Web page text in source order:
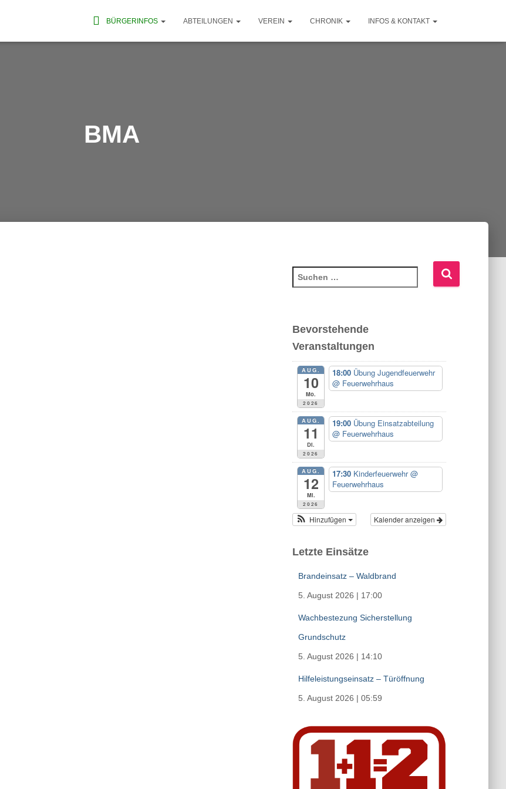
BÜRGERINFOS ABTEILUNGEN VEREIN CHRONIK INFOS & KONTAKT
BMA
u
e
n
a
Bevorstehende
Veranstaltungen
AUG.
10
Mo.
2026
18:00 Übung Jugendfeuerwehr
@ Feuerwehrhaus
AUG.
11
Di.
2026
19:00 Übung Einsatzabteilung
@ Feuerwehrhaus
AUG.
12
Mi.
2026
17:30 Kinderfeuerwehr@
Feuerwehrhaus
Kalender anzeigen
Hinzufügen
Letzte Einsätze
Brandeinsatz – Waldbrand
5. August 2026 | 17:00
Wachbestezung Sicherstellung
Grundschutz
5. August 2026 | 14:10
Hilfeleistungseinsatz – Türöffnung
5. August 2026 | 05:59